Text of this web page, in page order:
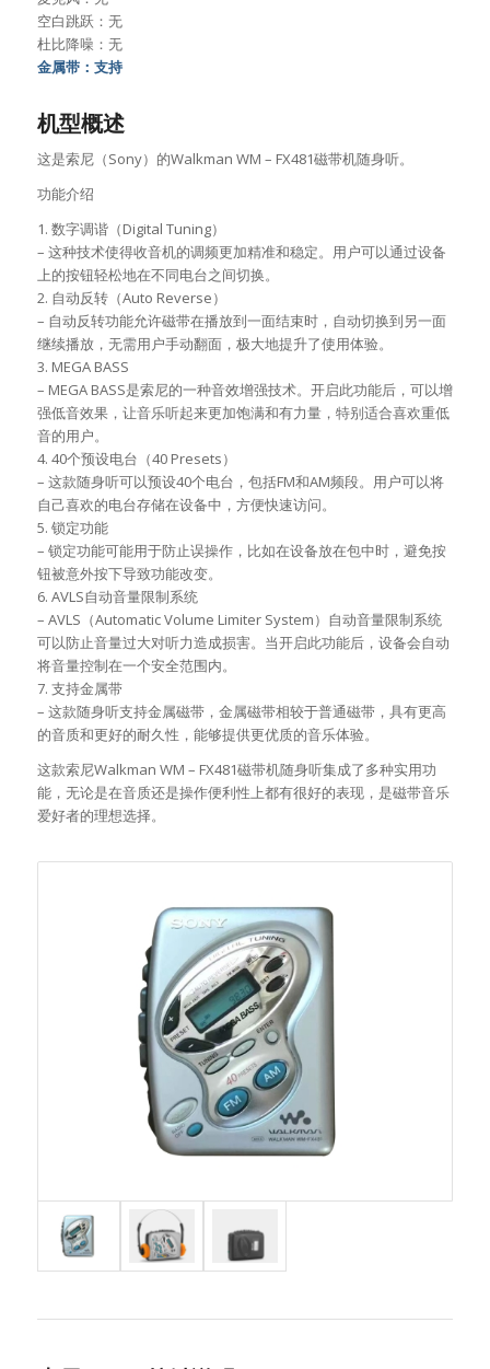
空白跳跃：无
杜比降噪：无
金属带：支持
机型概述
这是索尼（Sony）的Walkman WM – FX481磁带机随身听。
功能介绍
1. 数字调谐（Digital Tuning）
– 这种技术使得收音机的调频更加精准和稳定。用户可以通过设备
上的按钮轻松地在不同电台之间切换。
2. 自动反转（Auto Reverse）
– 自动反转功能允许磁带在播放到一面结束时，自动切换到另一面
继续播放，无需用户手动翻面，极大地提升了使用体验。
3. MEGA BASS
– MEGA BASS是索尼的一种音效增强技术。开启此功能后，可以增
强低音效果，让音乐听起来更加饱满和有力量，特别适合喜欢重低
音的用户。
4. 40个预设电台（40 Presets）
– 这款随身听可以预设40个电台，包括FM和AM频段。用户可以将
自己喜欢的电台存储在设备中，方便快速访问。
5. 锁定功能
– 锁定功能可能用于防止误操作，比如在设备放在包中时，避免按
钮被意外按下导致功能改变。
6. AVLS自动音量限制系统
– AVLS（Automatic Volume Limiter System）自动音量限制系统
可以防止音量过大对听力造成损害。当开启此功能后，设备会自动
将音量控制在一个安全范围内。
7. 支持金属带
– 这款随身听支持金属磁带，金属磁带相较于普通磁带，具有更高
的音质和更好的耐久性，能够提供更优质的音乐体验。
这款索尼Walkman WM – FX481磁带机随身听集成了多种实用功
能，无论是在音质还是操作便利性上都有很好的表现，是磁带音乐
爱好者的理想选择。